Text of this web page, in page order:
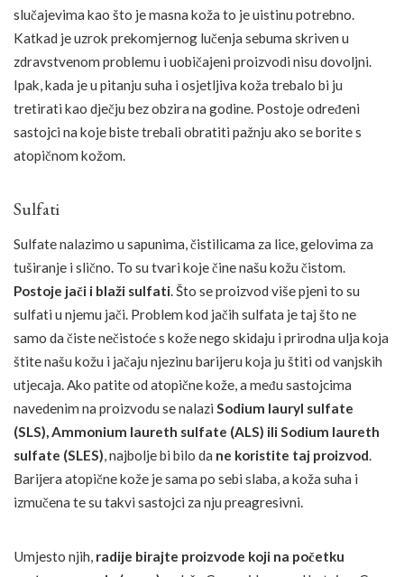
slučajevima kao što je masna koža to je uistinu potrebno.
Katkad je uzrok prekomjernog lučenja sebuma skriven u
zdravstvenom problemu i uobičajeni proizvodi nisu dovoljni.
Ipak, kada je u pitanju suha i osjetljiva koža trebalo bi ju
tretirati kao dječju bez obzira na godine. Postoje određeni
sastojci na koje biste trebali obratiti pažnju ako se borite s
atopičnom kožom.
Sulfati
Sulfate nalazimo u sapunima, čistilicama za lice, gelovima za
tuširanje i slično. To su tvari koje čine našu kožu čistom.
Postoje jači i blaži sulfati. Što se proizvod više pjeni to su
sulfati u njemu jači. Problem kod jačih sulfata je taj što ne
samo da čiste nečistoće s kože nego skidaju i prirodna ulja koja
štite našu kožu i jačaju njezinu barijeru koja ju štiti od vanjskih
utjecaja. Ako patite od atopične kože, a među sastojcima
navedenim na proizvodu se nalazi Sodium lauryl sulfate
(SLS), Ammonium laureth sulfate (ALS) ili Sodium laureth
sulfate (SLES), najbolje bi bilo da ne koristite taj proizvod.
Barijera atopične kože je sama po sebi slaba, a koža suha i
izmučena te su takvi sastojci za nju preagresivni.
Umjesto njih, radije birajte proizvode koji na početku